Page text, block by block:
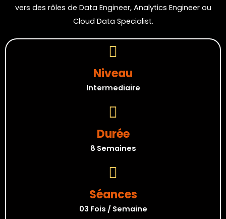
vers des rôles de Data Engineer, Analytics Engineer ou
Cloud Data Specialist.
Niveau
Intermediaire
Durée
8 Semaines
Séances
03 Fois / Semaine